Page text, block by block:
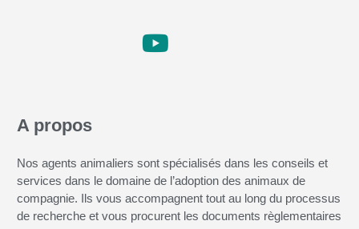
A propos
Nos agents animaliers sont spécialisés dans les conseils et
services dans le domaine de l’adoption des animaux de
compagnie. Ils vous accompagnent tout au long du processus
de recherche et vous procurent les documents règlementaires